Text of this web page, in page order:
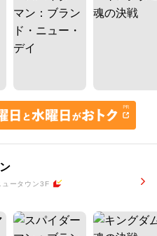
ータウン3F